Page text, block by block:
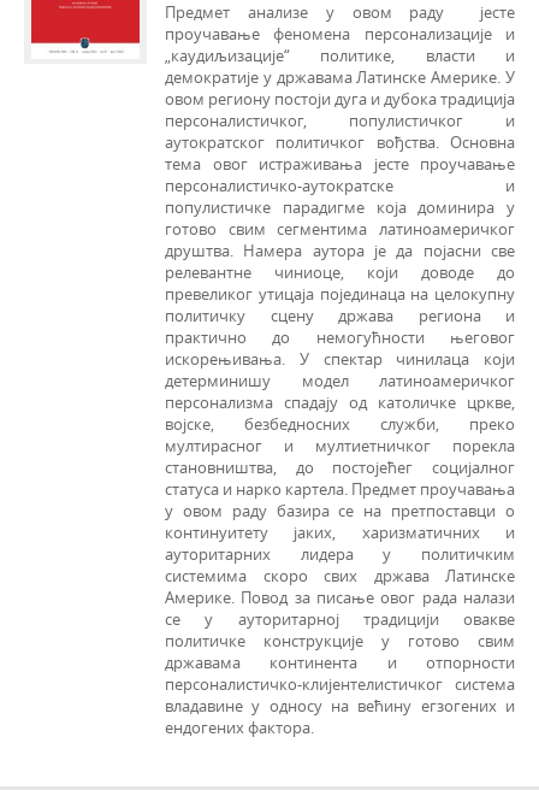
Предмет анализе у oвом раду јесте
проучавање феномена персонализације и
„каудиљизације“ политике, власти и
демократије у државама Латинске Америке. У
овом региону постоји дуга и дубока традиција
персоналистичког, популистичког и
аутократског политичког вођства. Основна
тема овог истраживања јесте проучавање
персоналистичко-аутократске и
популистичке парадигме која доминира у
готово свим сегментима латиноамеричког
друштва. Намера аутора је да појасни све
релевантне чиниоце, који доводе до
превеликог утицаја појединаца на целокупну
политичку сцену држава региона и
практично до немогућности његовог
искорењивања. У спектар чинилаца који
детерминишу модел латиноамеричког
персонализма спадају од католичке цркве,
војске, безбедносних служби, преко
мултирасног и мултиетничког порекла
становништва, до постојећег социјалног
статуса и нарко картела. Предмет проучавања
у овом раду базира се на претпоставци о
континуитету јаких, харизматичних и
ауторитарних лидера у политичким
системима скоро свих држава Латинске
Америке. Повод за писање овог рада налази
се у ауторитарној традицији овакве
политичке конструкције у готово свим
државама континента и отпорности
персоналистичко-клијентелистичког система
владавине у односу на већину егзогених и
ендогених фактора.